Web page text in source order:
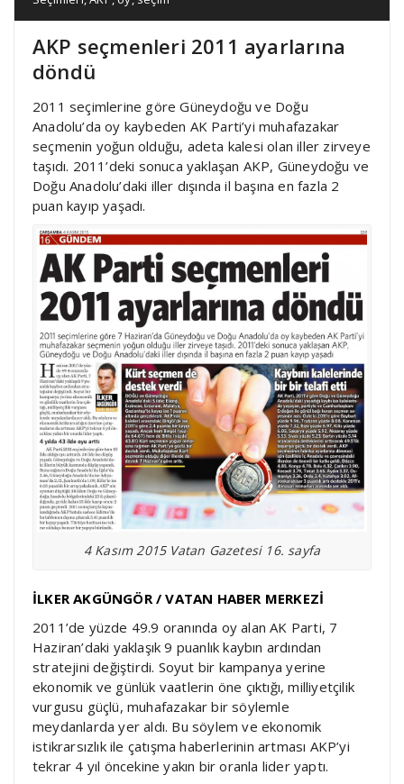
AKP seçmenleri 2011 ayarlarına
döndü
2011 seçimlerine göre Güneydoğu ve Doğu
Anadolu’da oy kaybeden AK Parti’yi muhafazakar
seçmenin yoğun olduğu, adeta kalesi olan iller zirveye
taşıdı. 2011’deki sonuca yaklaşan AKP, Güneydoğu ve
Doğu Anadolu’daki iller dışında il başına en fazla 2
puan kayıp yaşadı.
4 Kasım 2015 Vatan Gazetesi 16. sayfa
İLKER AKGÜNGÖR / VATAN HABER MERKEZİ
2011’de yüzde 49.9 oranında oy alan AK Parti, 7
Haziran’daki yaklaşık 9 puanlık kaybın ardından
stratejini değiştirdi. Soyut bir kampanya yerine
ekonomik ve günlük vaatlerin öne çıktığı, milliyetçilik
vurgusu güçlü, muhafazakar bir söylemle
meydanlarda yer aldı. Bu söylem ve ekonomik
istikrarsızlık ile çatışma haberlerinin artması AKP’yi
tekrar 4 yıl öncekine yakın bir oranla lider yaptı.